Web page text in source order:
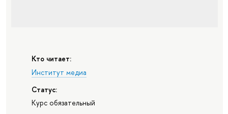
Кто читает:
Институт медиа
Статус:
Курс обязательный